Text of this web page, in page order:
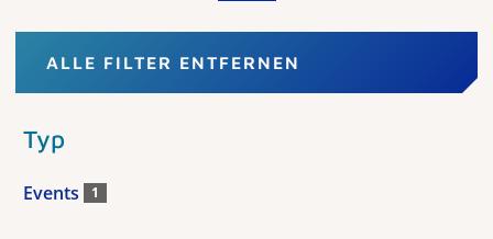
ALLE FILTER ENTFERNEN
Typ
Events 1